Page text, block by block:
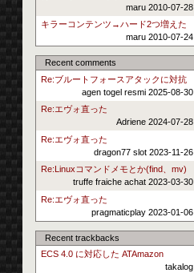
maru 2010-07-28
キラーコンテンツ→ハード2つ増えた
maru 2010-07-24
Recent comments
Re:ブルートフォースアタックに対抗
agen togel resmi 2025-08-30
Re:エヴォ直った
Adriene 2024-07-28
Re:エヴォ直った
dragon77 slot 2023-11-26
Re:Linuxコマンドメモとか(find、mv)
truffe fraiche achat 2023-03-30
Re:エヴォ直った
pragmaticplay 2023-01-06
Recent trackbacks
ECS 4.0 に対応した ATAmazon
takalog